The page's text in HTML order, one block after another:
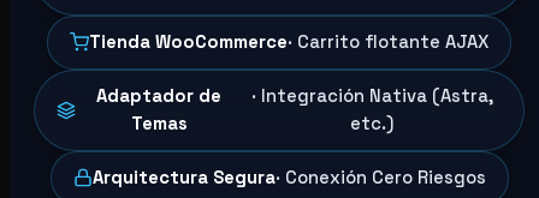
Tienda WooCommerce· Carrito flotante AJAX
Adaptador de
Temas
· Integración Nativa (Astra,
etc.)
Arquitectura Segura· Conexión Cero Riesgos